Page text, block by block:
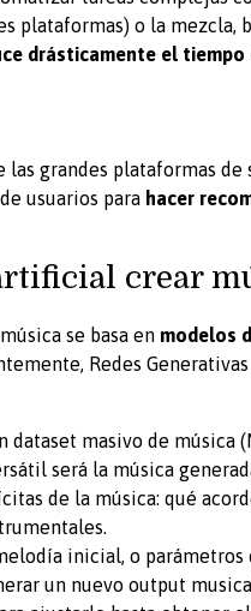
plataformas) o la mezcla,
drásticamente el tiempo
grandes plataformas de
usuarios para hacer
crear
se basa en modelos
Redes Generativas
dataset masivo de música
será la música
de la música: qué
inicial, o parámetros
un nuevo output